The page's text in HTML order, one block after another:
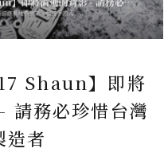
Shaun】即將
請務必珍惜台灣
造者